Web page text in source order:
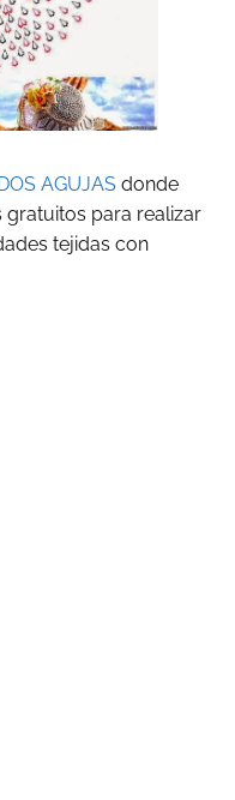
AGUJAS donde
para realizar
tejidas con